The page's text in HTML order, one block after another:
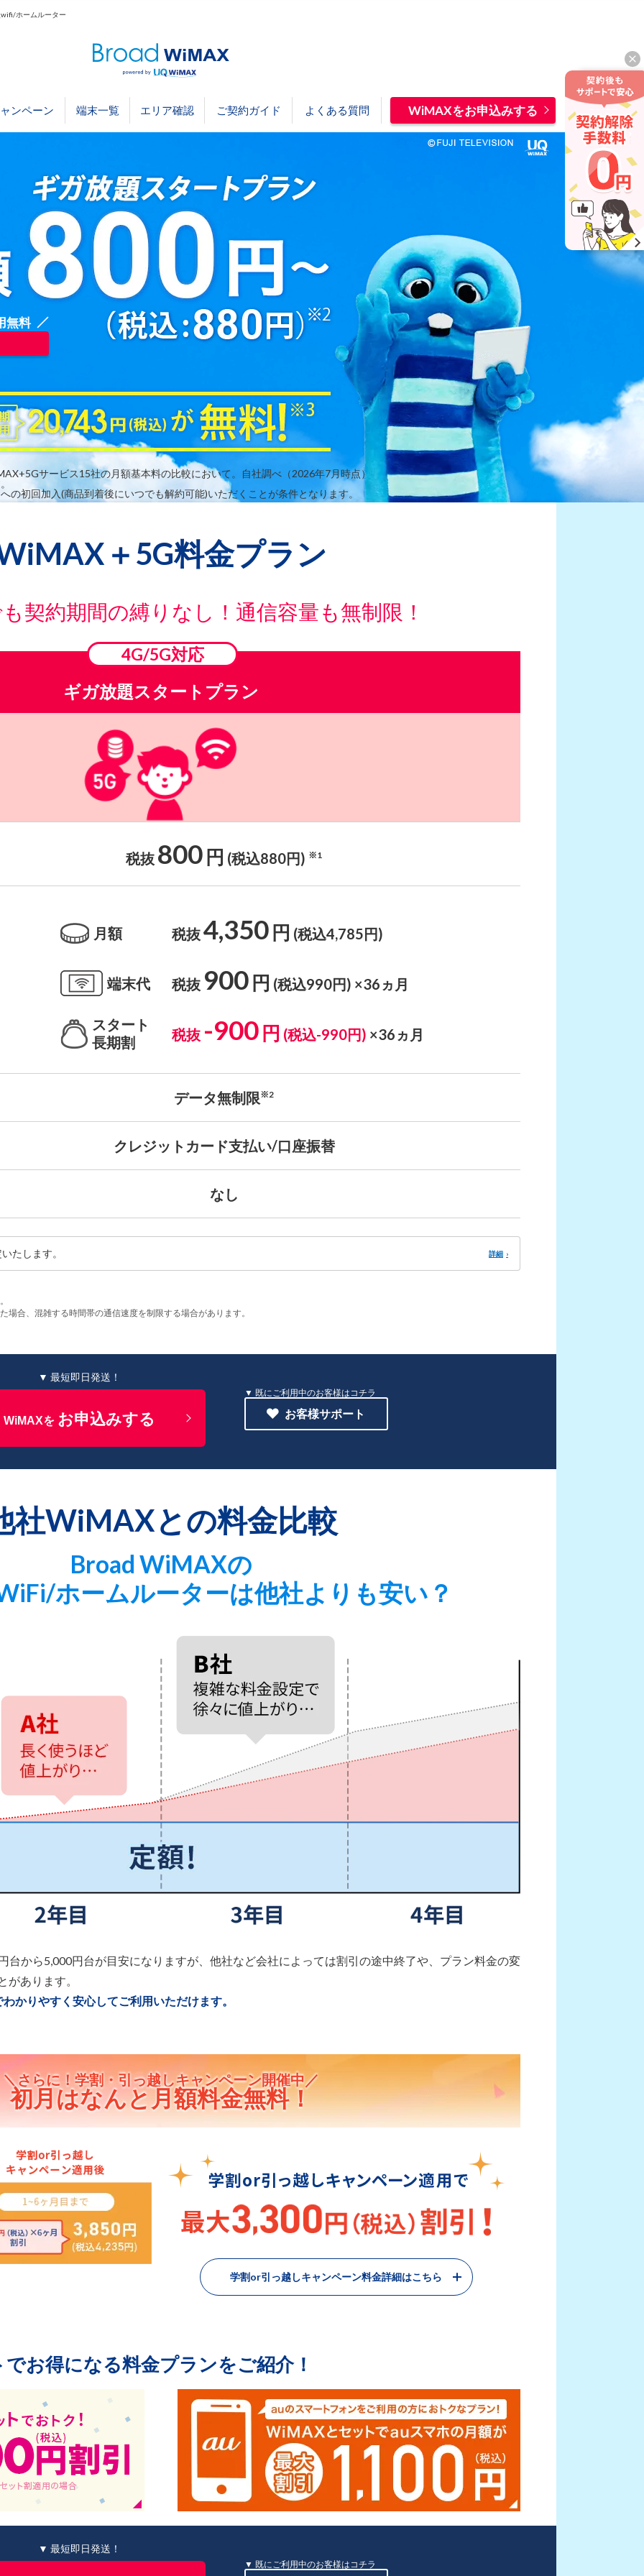
ホームルーター
ンペーン 端末一覧 エリア確認 ご契約ガイド よくある質問 WiMAXをお申込みする
無料
サービス15社の月額基本料の比較において。自社調べ（2026年7月時点）
初回加入(商品到着後にいつでも解約可能)いただくことが条件となります。
＋5G料金プラン
契約期間の縛りなし！通信容量も無制限！
4G/5G対応
ギガ放題スタートプラン
税抜 800円 (税込880円) ※1
月額
端末代
スタート
長期割
税抜4,350 円 (税込4,785円)
税抜 900 円 (税込990円) ×36ヵ月
税抜 -900 円 (税込-990円) ×36ヵ月
データ無制限※2
クレジットカード支払い/口座振替
なし
たします。 詳細 ›
場合、混雑する時間帯の通信速度を制限する場合があります。
▼ 最短即日発送！
WiMAXを お申込みする
既にご利用中のお客様はコチラ
お客様サポート
社WiMAXとの料金比較
Broad WiMAXの
ホームルーターは他社よりも安い？
台から5,000円台が目安になりますが、他社など会社によっては割引の途中終了や、プラン料金の変
あります。
かりやすく安心してご利用いただけます。
＼さらに！学割・引っ越しキャンペーン開催中／
初月はなんと月額料金無料！
学割or引っ越しキャンペーン料金詳細はこちら
お得になる料金プランをご紹介！
▼ 最短即日発送！
既にご利用中のお客様はコチラ